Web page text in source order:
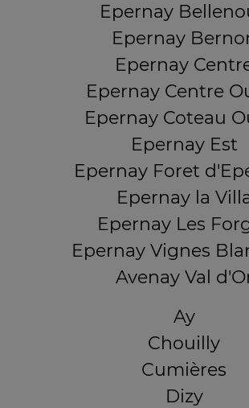
Epernay
Epernay
Epernay
Epernay Centre
Epernay Coteau
Epernay Est
Epernay Foret
Epernay la
Epernay Les
Epernay Vignes
Avenay Val
Ay
Chouilly
Cumières
Dizy